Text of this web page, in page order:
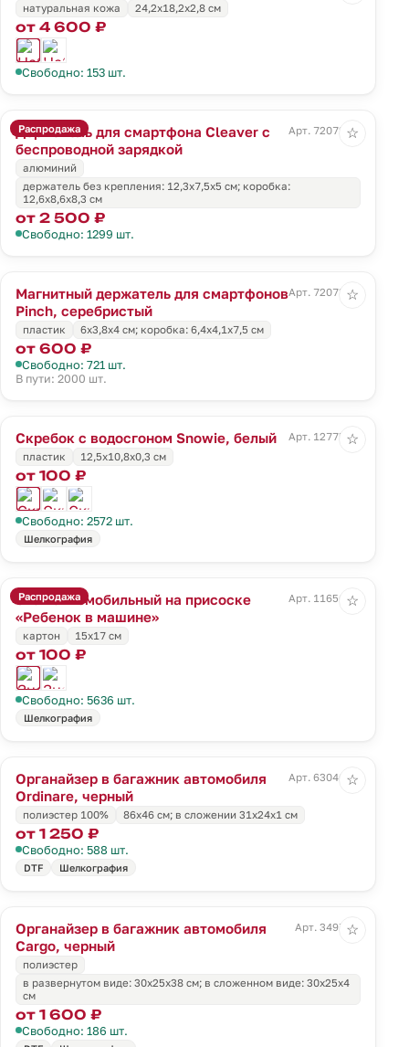
натуральная кожа
24,2х18,2х2,8 см
от 4 600 ₽
Свободно: 153 шт.
Распродажа
Держатель для смартфона Cleaver с
беспроводной зарядкой
Арт. 72072.10
алюминий
держатель без крепления: 12,3х7,5х5 см; коробка:
12,6х8,6х8,3 см
от 2 500 ₽
Свободно: 1299 шт.
☆
Магнитный держатель для смартфонов
Pinch, серебристый
Арт. 72073.10
пластик 6х3,8х4 см; коробка: 6,4х4,1х7,5 см
от 600 ₽
Свободно: 721 шт.
В пути: 2000 шт.
☆
Скребок с водосгоном Snowie, белый
Арт. 12775.60
пластик
12,5x10,8x0,3 см
от 100 ₽
Свободно: 2572 шт.
Шелкография
☆
Распродажа
Знак автомобильный на присоске
«Ребенок в машине»
Арт. 11656.02
картон 15х17 см
от 100 ₽
Свободно: 5636 шт.
Шелкография
☆
Органайзер в багажник автомобиля
Ordinare, черный
Арт. 63046.30
полиэстер 100% 86х46 см; в сложении 31x24x1 см
от 1 250 ₽
Свободно: 588 шт.
DTF Шелкография
☆
Органайзер в багажник автомобиля
Cargo, черный
Арт. 3497.30
полиэстер
в развернутом виде: 30х25х38 см; в сложенном виде: 30х25х4
см
от 1 600 ₽
Свободно: 186 шт.
☆